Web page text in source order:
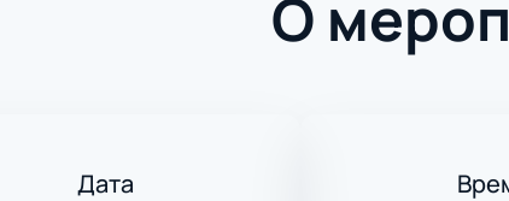
О
Дата